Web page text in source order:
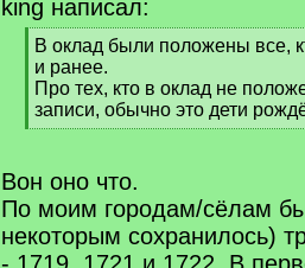
king написал:
[
q
]
В оклад были положены все,
и ранее.
Про тех, кто в оклад не
записи, обычно это дети
[
q
Вон оно что.
По моим городам/сёлам
некоторым сохранилось)